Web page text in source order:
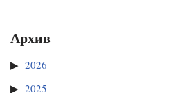
Архив
2026
2025